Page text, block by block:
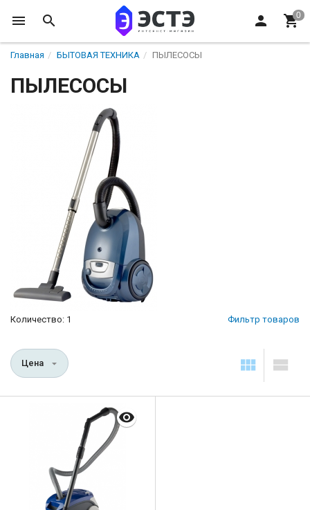
Главная БЫТОВАЯ ТЕХНИКА ПЫЛЕСОСЫ
ПЫЛЕСОСЫ
Количество: 1 Фильтр товаров
Цена